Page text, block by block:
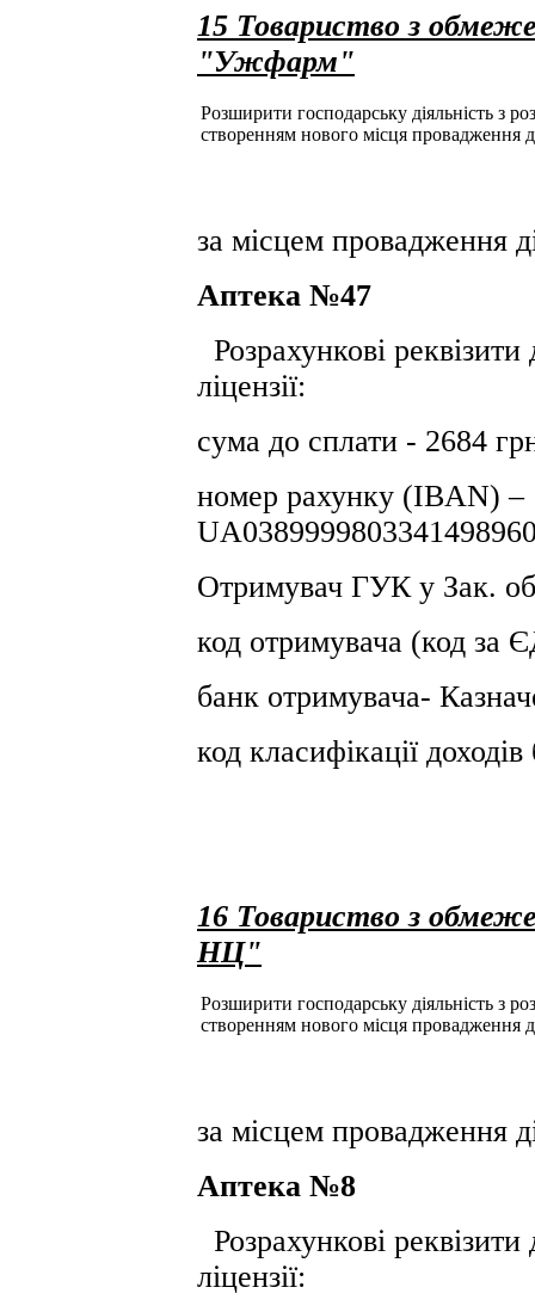
15 Товариство з
"Ужфарм"
Розширити господарську діяльність з
створенням нового місця провадження
за місцем провадження
Аптека №47
Розрахункові
ліцензії:
сума до сплати - 2684
номер рахунку (IBAN) –
Отримувач ГУК у Зак.
код отримувача (код
банк отримувача-
код класифікації
16 Товариство з
НЦ"
Розширити господарську діяльність з
створенням нового місця провадження
за місцем провадження
Аптека №8
Розрахункові
ліцензії: